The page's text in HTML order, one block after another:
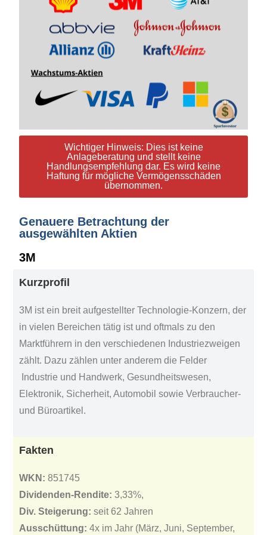
Wichtiger Hinweis: Dies ist keine
Anlageberatung und stellt keine
Handlungsempfehlung dar. Es wird keine
Haftung für mögliche Vermögensschäden
übernommen.
Genauere Betrachtung der
ausgewählten Aktien
3M
Kurzprofil
3M ist ein breit aufgestellter Technologie-Konzern, der
in vielen Bereichen tätig ist und oftmals zu den
Marktführern in den verschiedenen Industriezweigen
zählt. Dazu zählen unter anderem die Felder
Industrie und Handwerk, Gesundheitswesen,
Elektronik, Sicherheit, Automobil sowie Verbraucher-
und Büroartikel.
Fakten
WKN: 851745
Dividenden-Rendite: 3,33%,
Div. Steigerung: seit 62 Jahren
Ausschüttung: 4x im Jahr (März, Juni, September,